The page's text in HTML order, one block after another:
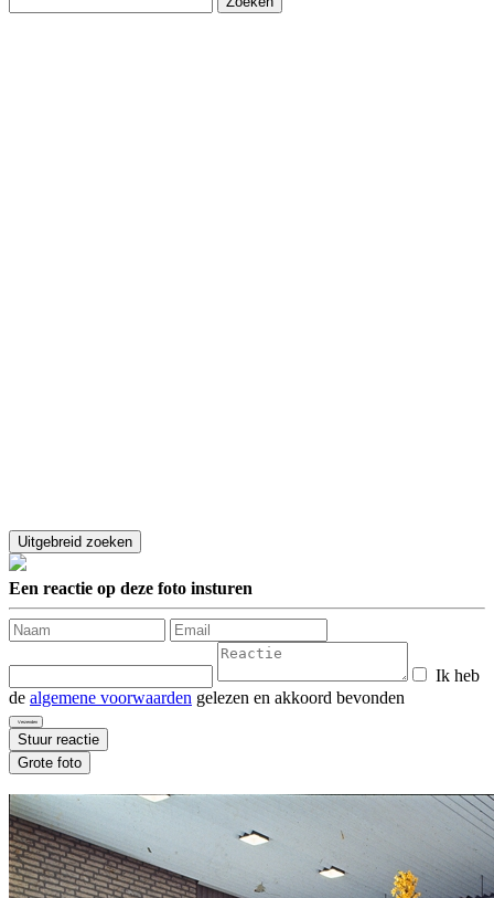
Een reactie op deze foto insturen
Ik heb
de algemene voorwaarden gelezen en akkoord bevonden